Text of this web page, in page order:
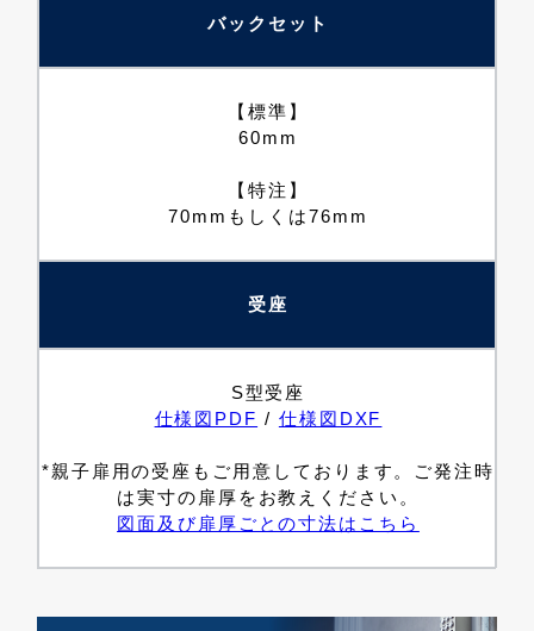
バックセット
【標準】
60mm
【特注】
70mmもしくは76mm
受座
S型受座
仕様図PDF / 仕様図DXF
*親子扉用の受座もご用意しております。ご発注時
は実寸の扉厚をお教えください。
図面及び扉厚ごとの寸法はこちら